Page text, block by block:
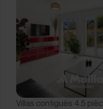
Villas contiguës 4.5